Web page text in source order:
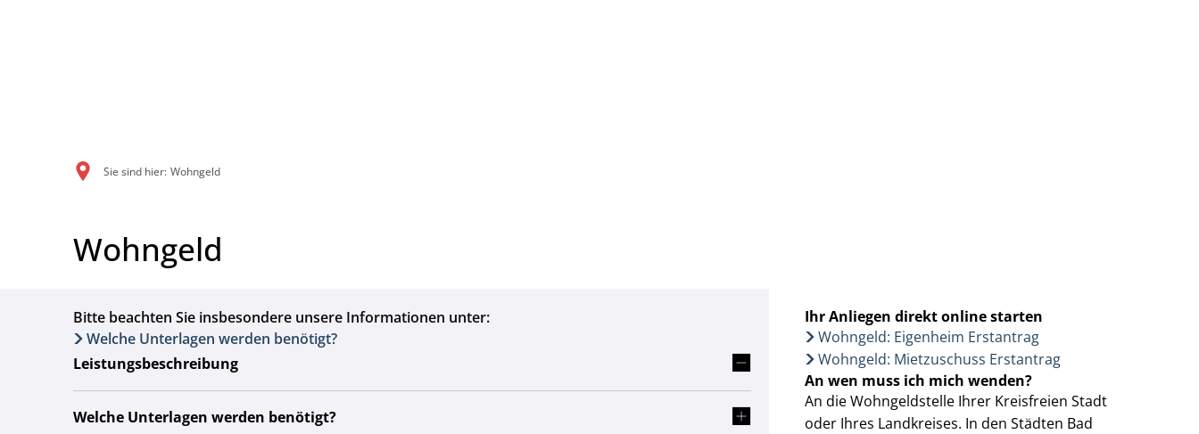
Sie sind hier: Wohngeld
Wohngeld
Bitte beachten Sie insbesondere unsere Informationen unter:
Welche Unterlagen werden benötigt?
Leistungsbeschreibung
Welche Unterlagen werden benötigt?
Ihr Anliegen direkt online starten
Wohngeld: Eigenheim Erstantrag
Wohngeld: Mietzuschuss Erstantrag
An wen muss ich mich wenden?
An die Wohngeldstelle Ihrer Kreisfreien Stadt
oder Ihres Landkreises. In den Städten Bad